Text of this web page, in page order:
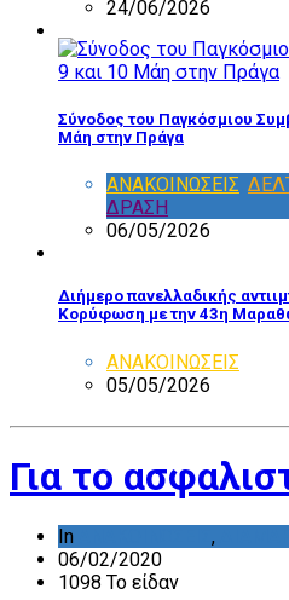
24/06/2026
Σύνοδος του Παγκόσμιου
Μάη στην Πράγα
ΑΝΑΚΟΙΝΩΣΕΙΣ
ΔΡΑΣΗ
06/05/2026
Διήμερο πανελλαδικής
Κορύφωση με την 43η
ΑΝΑΚΟΙΝΩΣΕΙΣ
05/05/2026
Για το
In ,
06/02/2020
1098 Το είδαν